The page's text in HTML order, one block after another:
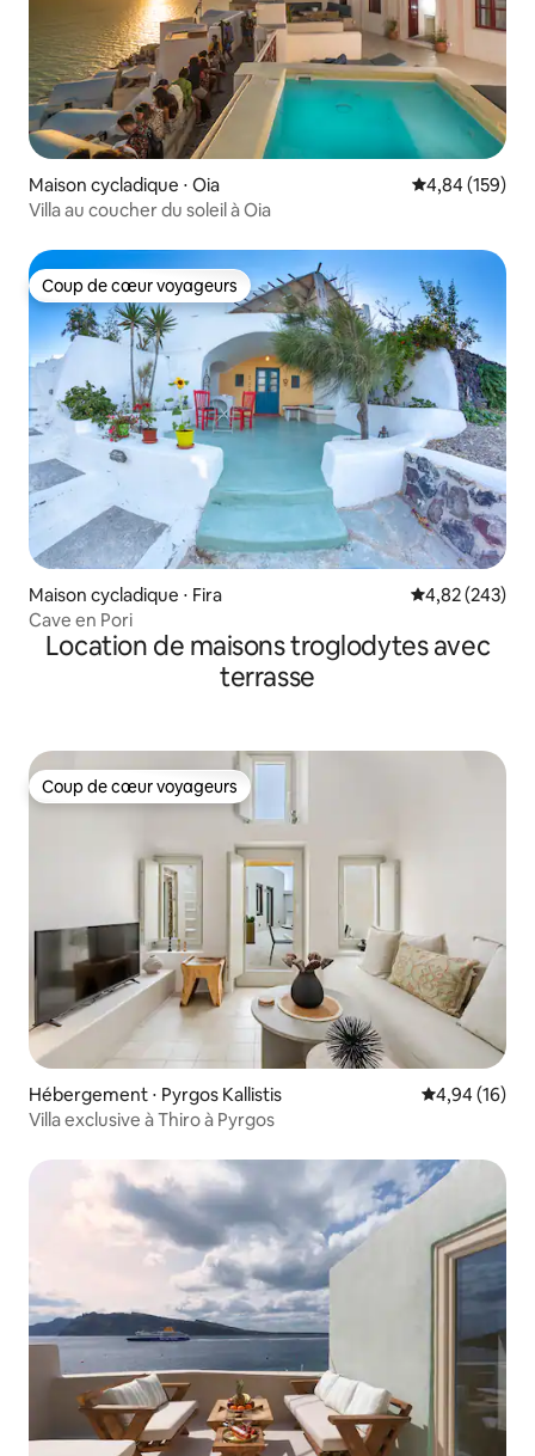
Maison cycladique ⋅ Oia Évaluation
4,84 (159)
Villa au coucher du soleil à Oia
Coup de cœur voyageurs
Coup de cœur voyageurs
Maison cycladique ⋅ Fira Évaluation
4,82 (243)
Cave en Pori
Location de maisons troglodytes avec
terrasse
Coup de cœur voyageurs
Coup de cœur voyageurs
Hébergement ⋅ Pyrgos Kallistis Évaluation
4,94 (16)
Villa exclusive à Thiro à Pyrgos